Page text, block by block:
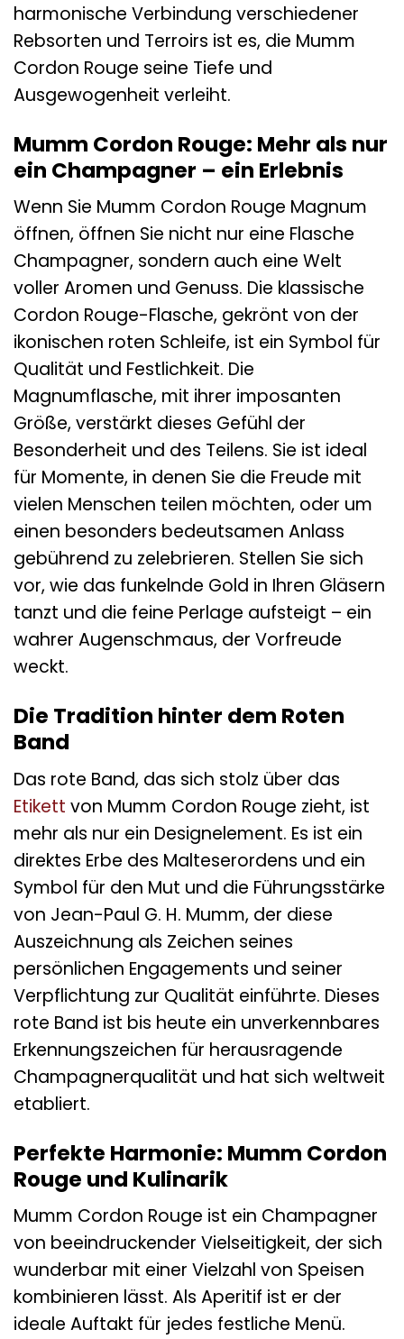
harmonische Verbindung verschiedener
Rebsorten und Terroirs ist es, die Mumm
Cordon Rouge seine Tiefe und
Ausgewogenheit verleiht.
Mumm Cordon Rouge: Mehr als nur
ein Champagner – ein Erlebnis
Wenn Sie Mumm Cordon Rouge Magnum
öffnen, öffnen Sie nicht nur eine Flasche
Champagner, sondern auch eine Welt
voller Aromen und Genuss. Die klassische
Cordon Rouge-Flasche, gekrönt von der
ikonischen roten Schleife, ist ein Symbol für
Qualität und Festlichkeit. Die
Magnumflasche, mit ihrer imposanten
Größe, verstärkt dieses Gefühl der
Besonderheit und des Teilens. Sie ist ideal
für Momente, in denen Sie die Freude mit
vielen Menschen teilen möchten, oder um
einen besonders bedeutsamen Anlass
gebührend zu zelebrieren. Stellen Sie sich
vor, wie das funkelnde Gold in Ihren Gläsern
tanzt und die feine Perlage aufsteigt – ein
wahrer Augenschmaus, der Vorfreude
weckt.
Die Tradition hinter dem Roten
Band
Das rote Band, das sich stolz über das
Etikett von Mumm Cordon Rouge zieht, ist
mehr als nur ein Designelement. Es ist ein
direktes Erbe des Malteserordens und ein
Symbol für den Mut und die Führungsstärke
von Jean-Paul G. H. Mumm, der diese
Auszeichnung als Zeichen seines
persönlichen Engagements und seiner
Verpflichtung zur Qualität einführte. Dieses
rote Band ist bis heute ein unverkennbares
Erkennungszeichen für herausragende
Champagnerqualität und hat sich weltweit
etabliert.
Perfekte Harmonie: Mumm Cordon
Rouge und Kulinarik
Mumm Cordon Rouge ist ein Champagner
von beeindruckender Vielseitigkeit, der sich
wunderbar mit einer Vielzahl von Speisen
kombinieren lässt. Als Aperitif ist er der
ideale Auftakt für jedes festliche Menü.